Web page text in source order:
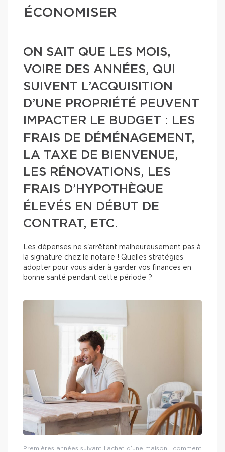
ÉCONOMISER
ON SAIT QUE LES MOIS,
VOIRE DES ANNÉES, QUI
SUIVENT L’ACQUISITION
D’UNE PROPRIÉTÉ PEUVENT
IMPACTER LE BUDGET : LES
FRAIS DE DÉMÉNAGEMENT,
LA TAXE DE BIENVENUE,
LES RÉNOVATIONS, LES
FRAIS D’HYPOTHÈQUE
ÉLEVÉS EN DÉBUT DE
CONTRAT, ETC.
Les dépenses ne s'arrêtent malheureusement pas à
la signature chez le notaire ! Quelles stratégies
adopter pour vous aider à garder vos finances en
bonne santé pendant cette période ?
Premières années suivant l’achat d’une maison : comment